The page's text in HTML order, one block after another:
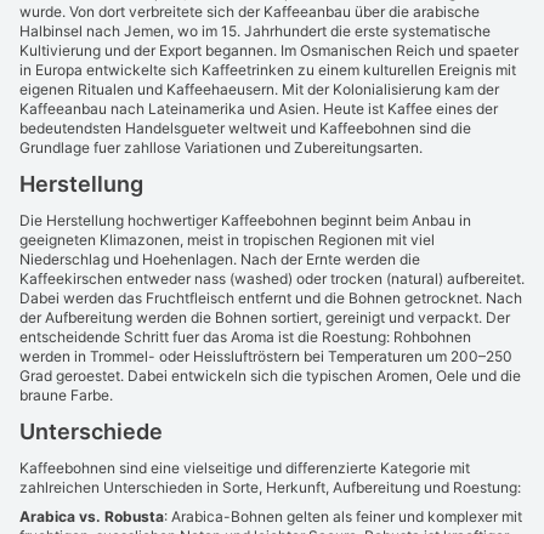
wurde. Von dort verbreitete sich der Kaffeeanbau über die arabische
Halbinsel nach Jemen, wo im 15. Jahrhundert die erste systematische
Kultivierung und der Export begannen. Im Osmanischen Reich und spaeter
in Europa entwickelte sich Kaffeetrinken zu einem kulturellen Ereignis mit
eigenen Ritualen und Kaffeehaeusern. Mit der Kolonialisierung kam der
Kaffeeanbau nach Lateinamerika und Asien. Heute ist Kaffee eines der
bedeutendsten Handelsgueter weltweit und Kaffeebohnen sind die
Grundlage fuer zahllose Variationen und Zubereitungsarten.
Herstellung
Die Herstellung hochwertiger Kaffeebohnen beginnt beim Anbau in
geeigneten Klimazonen, meist in tropischen Regionen mit viel
Niederschlag und Hoehenlagen. Nach der Ernte werden die
Kaffeekirschen entweder nass (washed) oder trocken (natural) aufbereitet.
Dabei werden das Fruchtfleisch entfernt und die Bohnen getrocknet. Nach
der Aufbereitung werden die Bohnen sortiert, gereinigt und verpackt. Der
entscheidende Schritt fuer das Aroma ist die Roestung: Rohbohnen
werden in Trommel- oder Heissluftröstern bei Temperaturen um 200–250
Grad geroestet. Dabei entwickeln sich die typischen Aromen, Oele und die
braune Farbe.
Unterschiede
Kaffeebohnen sind eine vielseitige und differenzierte Kategorie mit
zahlreichen Unterschieden in Sorte, Herkunft, Aufbereitung und Roestung:
Arabica vs. Robusta: Arabica-Bohnen gelten als feiner und komplexer mit